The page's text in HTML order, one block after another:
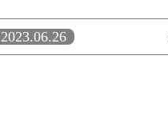
2023.06.26